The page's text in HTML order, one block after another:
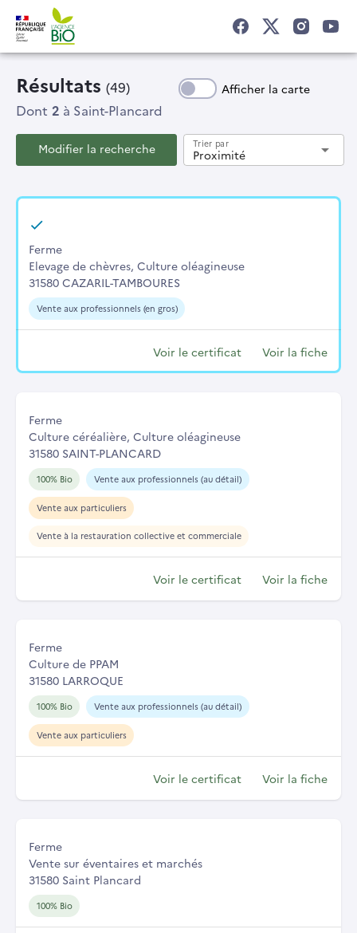
Résultats (49) Afficher la carte
Dont 2 à Saint-Plancard
Modifier la recherche Proximité
Trier par arrow_drop_down
Ferme
Elevage de chèvres, Culture oléagineuse
31580 CAZARIL-TAMBOURES
Vente aux professionnels (en gros)
Voir le certificat Voir la fiche
Ferme
Culture céréalière, Culture oléagineuse
31580 SAINT-PLANCARD
100% Bio Vente aux professionnels (au détail)
Vente aux particuliers
Vente à la restauration collective et commerciale
Voir le certificat Voir la fiche
Ferme
Culture de PPAM
31580 LARROQUE
100% Bio Vente aux professionnels (au détail)
Vente aux particuliers
Voir le certificat Voir la fiche
Ferme
Vente sur éventaires et marchés
31580 Saint Plancard
100% Bio